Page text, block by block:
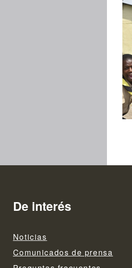
De interés
Noticias
Comunicados de prensa